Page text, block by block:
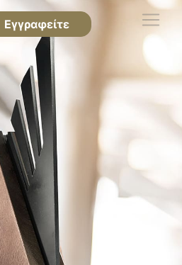
Εγγραφείτε